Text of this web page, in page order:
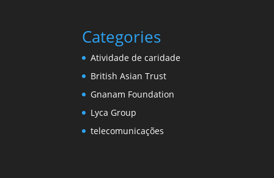
Categories
Atividade de caridade
British Asian Trust
Gnanam Foundation
Lyca Group
telecomunicações